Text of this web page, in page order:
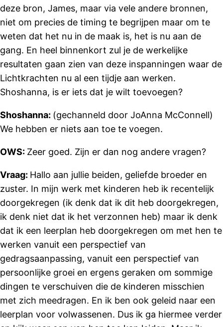
deze bron, James, maar via vele andere bronnen,
niet om precies de timing te begrijpen maar om te
weten dat het nu in de maak is, het is nu aan de
gang. En heel binnenkort zul je de werkelijke
resultaten gaan zien van deze inspanningen waar de
Lichtkrachten nu al een tijdje aan werken.
Shoshanna, is er iets dat je wilt toevoegen?
Shoshanna: (gechanneld door JoAnna McConnell)
We hebben er niets aan toe te voegen.
OWS: Zeer goed. Zijn er dan nog andere vragen?
Vraag: Hallo aan jullie beiden, geliefde broeder en
zuster. In mijn werk met kinderen heb ik recentelijk
doorgekregen (ik denk dat ik dit heb doorgekregen,
ik denk niet dat ik het verzonnen heb) maar ik denk
dat ik een leerplan heb doorgekregen om met hen te
werken vanuit een perspectief van
gedragsaanpassing, vanuit een perspectief van
persoonlijke groei en ergens geraken om sommige
dingen te verschuiven die de kinderen misschien
met zich meedragen. En ik ben ook geleid naar een
leerplan voor volwassenen. Dus ik ga hiermee verder